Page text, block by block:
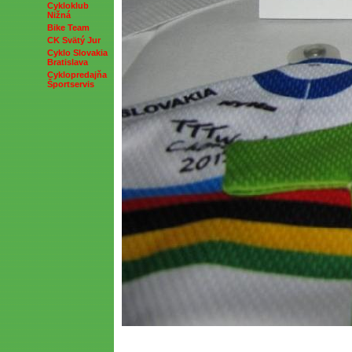
Cykloklub
Nižná
Bike Team
CK Svätý Jur
Cyklo Slovakia
Bratislava
Cyklopredajňa
Športservis